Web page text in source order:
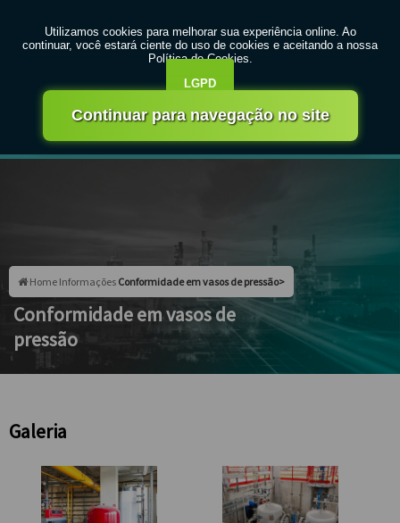
MENU
Entre em contato com um de nossos especialistas!
Home Informações Conformidade em vasos de pressão>
Conformidade em vasos de
pressão
Galeria